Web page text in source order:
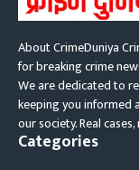
About CrimeDuniya
for breaking crime
We are dedicated to
keeping you informed
our society. Real
Categories